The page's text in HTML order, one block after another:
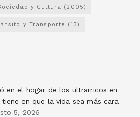
y Cultura (2005)
y Transporte (13)
en el hogar de los ultrarricos en
en que la vida sea más cara
5, 2026